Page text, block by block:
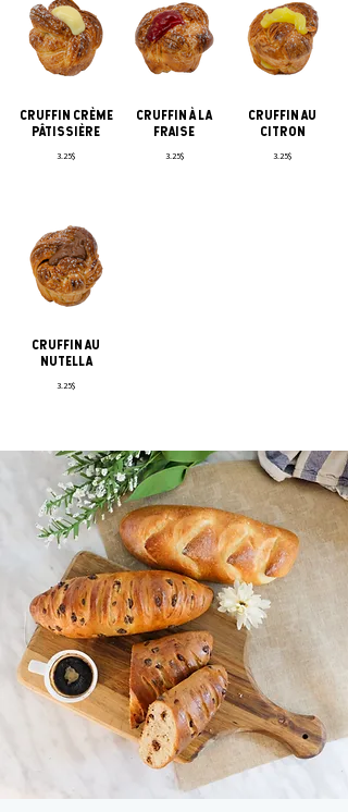
CRUFFIN CRÈME
PÂTISSIÈRE
3.25$
CRUFFIN À LA
FRAISE
3.25$
CRUFFIN AU
CITRON
3.25$
CRUFFIN AU
NUTELLA
3.25$